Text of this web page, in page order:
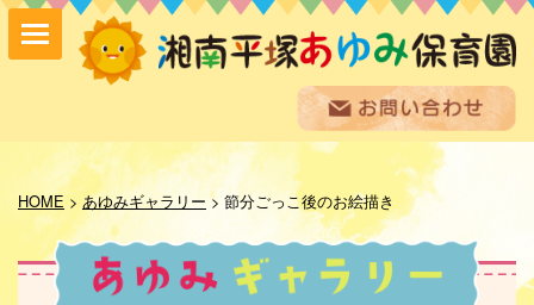
HOME> あゆみギャラリー> 節分ごっこ後のお絵描き
保育方針
園の紹介
保育内容
入園案内
採用情報